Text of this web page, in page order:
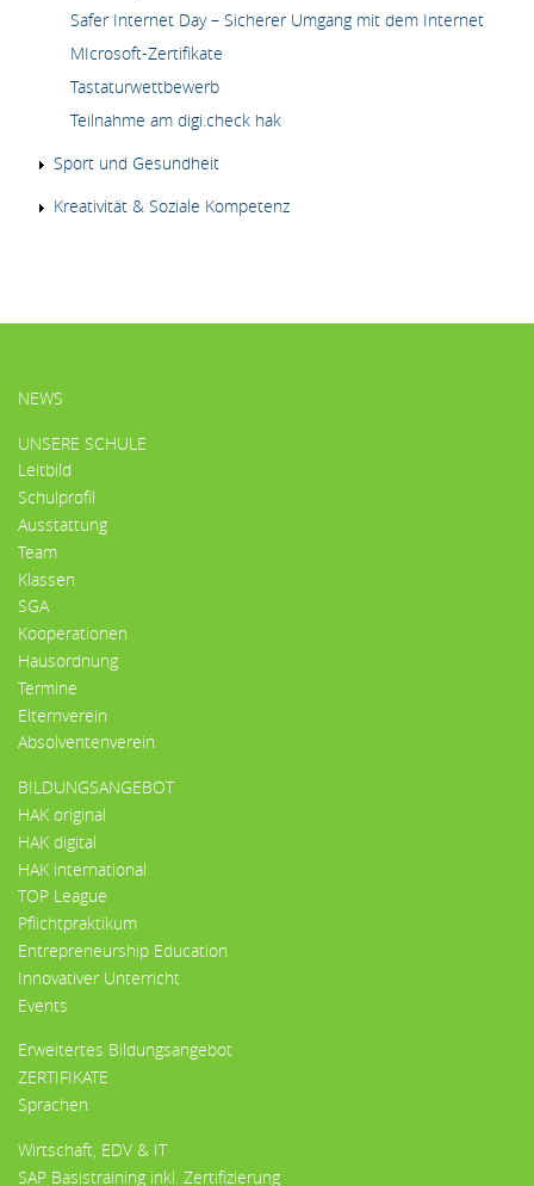
Safer Internet Day – Sicherer Umgang mit dem Internet
MIcrosoft-Zertifikate
Tastaturwettbewerb
Teilnahme am digi.check hak
Sport und Gesundheit
Kreativität & Soziale Kompetenz
HAUPTMENÜ
NEWS
UNSERE SCHULE
Leitbild
Schulprofil
Ausstattung
Team
Klassen
SGA
Kooperationen
Hausordnung
Termine
Elternverein
Absolventenverein
BILDUNGSANGEBOT
HAK original
HAK digital
HAK international
TOP League
Pflichtpraktikum
Entrepreneurship Education
Innovativer Unterricht
Events
Erweitertes Bildungsangebot
ZERTIFIKATE
Sprachen
Wirtschaft, EDV & IT
SAP Basistraining inkl. Zertifizierung